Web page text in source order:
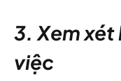
3. Xem
việc